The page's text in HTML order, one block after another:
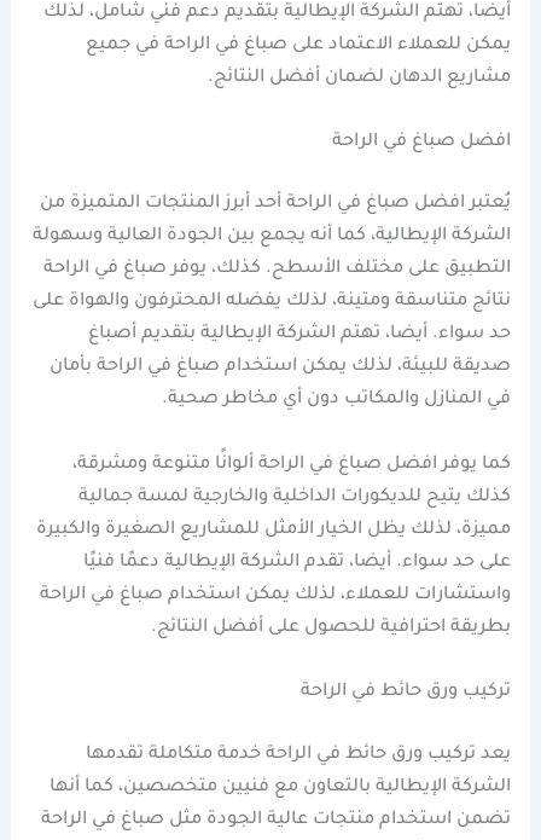
أيضا، تهتم الشركة الإيطالية بتقديم دعم فني شامل، لذلك
يمكن للعملاء الاعتماد على صباغ في الراحة في جميع
مشاريع الدهان لضمان أفضل النتائج.
افضل صباغ في الراحة
يُعتبر افضل صباغ في الراحة أحد أبرز المنتجات المتميزة من
الشركة الإيطالية، كما أنه يجمع بين الجودة العالية وسهولة
التطبيق على مختلف الأسطح. كذلك، يوفر صباغ في الراحة
نتائج متناسقة ومتينة، لذلك يفضله المحترفون والهواة على
حد سواء. أيضا، تهتم الشركة الإيطالية بتقديم أصباغ
صديقة للبيئة، لذلك يمكن استخدام صباغ في الراحة بأمان
في المنازل والمكاتب دون أي مخاطر صحية.
كما يوفر افضل صباغ في الراحة ألوانًا متنوعة ومشرقة،
كذلك يتيح للديكورات الداخلية والخارجية لمسة جمالية
مميزة، لذلك يظل الخيار الأمثل للمشاريع الصغيرة والكبيرة
على حد سواء. أيضا، تقدم الشركة الإيطالية دعمًا فنيًا
واستشارات للعملاء، لذلك يمكن استخدام صباغ في الراحة
بطريقة احترافية للحصول على أفضل النتائج.
تركيب ورق حائط في الراحة
يعد تركيب ورق حائط في الراحة خدمة متكاملة تقدمها
الشركة الإيطالية بالتعاون مع فنيين متخصصين، كما أنها
تضمن استخدام منتجات عالية الجودة مثل صباغ في الراحة